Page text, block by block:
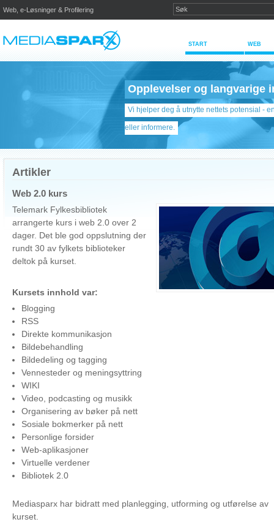
Web, e-Løsninger & Profilering
START WEB
Opplevelser og langvarige
Vi hjelper deg å utnytte nettets potensial -
eller informere.
Artikler
Web 2.0 kurs
Telemark Fylkesbibliotek
arrangerte kurs i web 2.0 over 2
dager. Det ble god oppslutning der
rundt 30 av fylkets biblioteker
deltok på kurset.
Kursets innhold var:
Blogging
RSS
Direkte kommunikasjon
Bildebehandling
Bildedeling og tagging
Vennesteder og meningsyttring
WIKI
Video, podcasting og musikk
Organisering av bøker på nett
Sosiale bokmerker på nett
Personlige forsider
Web-aplikasjoner
Virtuelle verdener
Bibliotek 2.0
Mediasparx har bidratt med planlegging, utforming og utførelse av
kurset.